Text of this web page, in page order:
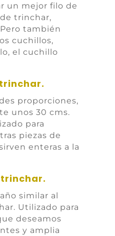
un mejor filo de
trinchar,
también
cuchillos,
el cuchillo
proporciones,
unos 30 cms.
para
piezas de
enteras a la
similar al
Utilizado para
deseamos
y amplia